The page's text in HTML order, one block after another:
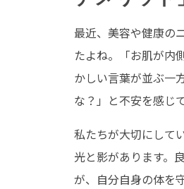
最近、美容や健康の
たよね。「お肌が内
かしい言葉が並ぶ一
な？」と不安を感じ
私たちが大切にして
光と影があります。
が、自分自身の体を